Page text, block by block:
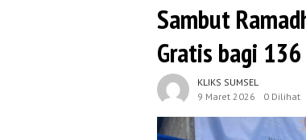
Sambut
Gratis bagi
KLIKS SUMSEL
9 Maret 2026
0 Dilihat